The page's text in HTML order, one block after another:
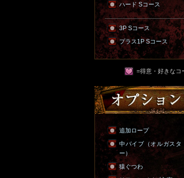
ハード Sコース
3P Sコース
プラス1P Sコース
=得意・好きなコ
追加ロープ
中バイブ（オルガスタ
ー）
猿ぐつわ